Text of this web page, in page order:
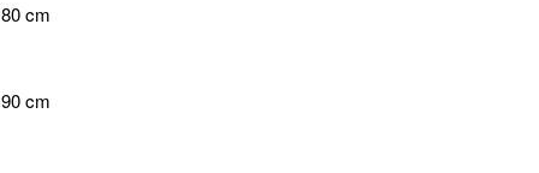
cm
cm